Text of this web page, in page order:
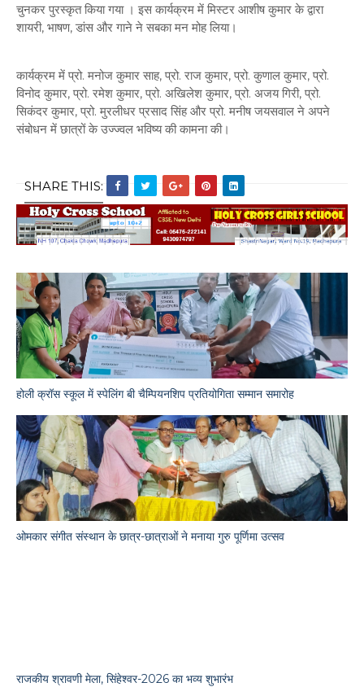
चुनकर पुरस्कृत किया गया । इस कार्यक्रम में मिस्टर आशीष कुमार के द्वारा
शायरी, भाषण, डांस और गाने ने सबका मन मोह लिया।
कार्यक्रम में प्रो. मनोज कुमार साह, प्रो. राज कुमार, प्रो. कुणाल कुमार, प्रो.
विनोद कुमार, प्रो. रमेश कुमार, प्रो. अखिलेश कुमार, प्रो. अजय गिरी, प्रो.
सिकंदर कुमार, प्रो. मुरलीधर प्रसाद सिंह और प्रो. मनीष जयसवाल ने अपने
संबोधन में छात्रों के उज्ज्वल भविष्य की कामना की।
SHARE THIS:
होली क्रॉस स्कूल में स्पेलिंग बी चैम्पियनशिप प्रतियोगिता सम्मान समारोह
ओमकार संगीत संस्थान के छात्र-छात्राओं ने मनाया गुरु पूर्णिमा उत्सव
राजकीय श्रावणी मेला, सिंहेश्वर-2026 का भव्य शुभारंभ